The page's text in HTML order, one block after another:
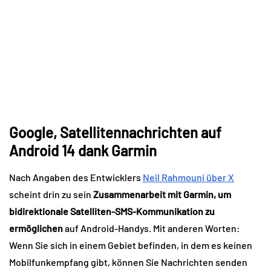
Google, Satellitennachrichten auf
Android 14 dank Garmin
Nach Angaben des Entwicklers Neil Rahmouni über X
scheint drin zu sein Zusammenarbeit mit Garmin, um
bidirektionale Satelliten-SMS-Kommunikation zu
ermöglichenauf Android-Handys. Mit anderen Worten:
Wenn Sie sich in einem Gebiet befinden, in dem es keinen
Mobilfunkempfang gibt, können Sie Nachrichten senden